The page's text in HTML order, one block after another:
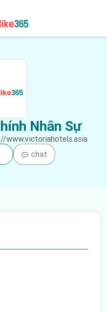
Nhân Sự
www.victoriahotels.asia
chat